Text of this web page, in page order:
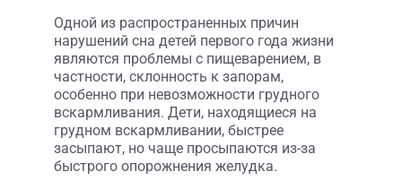
Одной из распространенных причин
нарушений сна детей первого года жизни
являются проблемы с пищеварением, в
частности, склонность к запорам,
особенно при невозможности грудного
вскармливания. Дети, находящиеся на
грудном вскармливании, быстрее
засыпают, но чаще просыпаются из-за
быстрого опорожнения желудка.